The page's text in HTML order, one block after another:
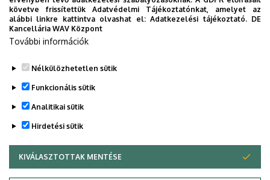
Minden érdeklődőt szeretettel várunk!
Legutóbbi frissítés:
követve frissítettük Adatvédelmi Tájékoztatónkat, amelyet az
alábbi linkre kattintva olvashat el:Adatkezelési tájékoztató. DE
Kancellária WAV Központ
További információk
Nélkülözhetetlen sütik
Funkcionális sütik
Analitikai sütik
Hirdetési sütik
KIVÁLASZTOTTAK MENTÉSE
WITHDRAW CONSENT